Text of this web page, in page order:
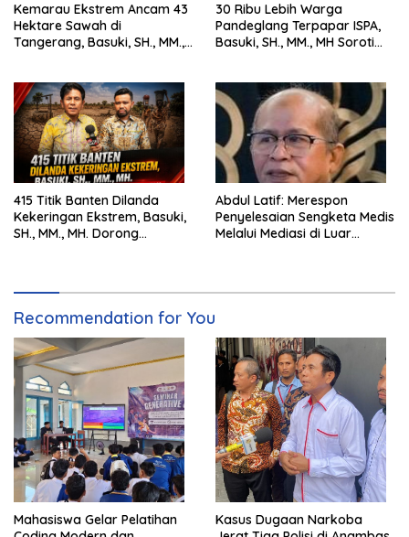
Kemarau Ekstrem Ancam 43
Hektare Sawah di
Tangerang, Basuki, SH., MM.,
30 Ribu Lebih Warga
Pandeglang Terpapar ISPA,
Basuki, SH., MM., MH Soroti
415 Titik Banten Dilanda
Kekeringan Ekstrem, Basuki,
SH., MM., MH. Dorong
Abdul Latif: Merespon
Penyelesaian Sengketa Medis
Melalui Mediasi di Luar
Recommendation for You
Mahasiswa Gelar Pelatihan
Kasus Dugaan Narkoba